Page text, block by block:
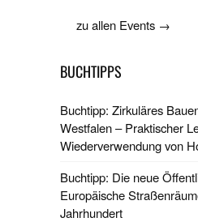
zu allen Events →
BUCHTIPPS
Buchtipp: Zirkuläres
Westfalen – Praktischer
Wiederverwendung von
Buchtipp: Die neue
Europäische
Jahrhundert